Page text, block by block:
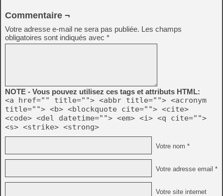
Commentaire ¬
Votre adresse e-mail ne sera pas publiée. Les champs
obligatoires sont indiqués avec *
NOTE - Vous pouvez utilisez ces tags et attributs HTML:
<a href="" title=""> <abbr title=""> <acronym
title=""> <b> <blockquote cite=""> <cite>
<code> <del datetime=""> <em> <i> <q cite="">
<s> <strike> <strong>
Votre nom *
Votre adresse email *
Votre site internet